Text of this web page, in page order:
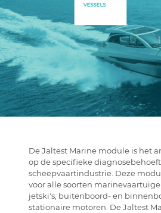
De Jaltest Marine module is het
op de specifieke
scheepvaartindustrie. Deze
voor alle soorten
jetski's, buitenboord- en
stationaire motoren. De Jaltest